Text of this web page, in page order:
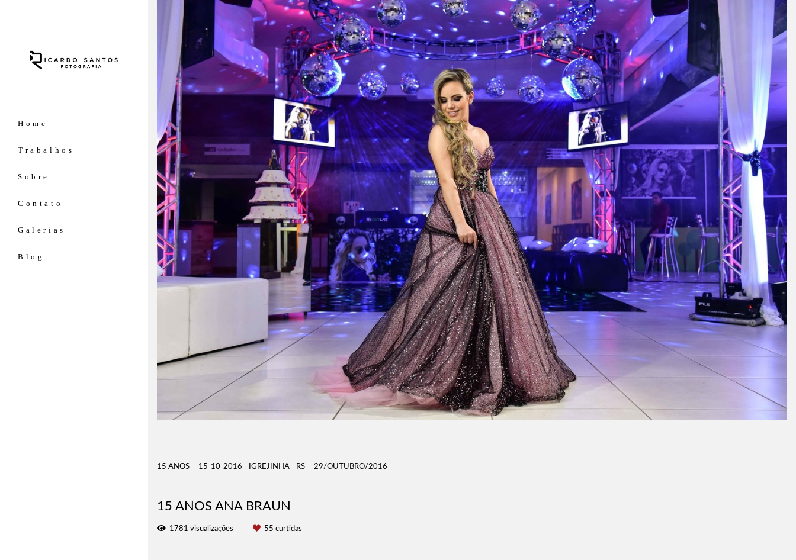
Home
Trabalhos
Sobre
Contato
Galerias
Blog
15 ANOS 15-10-2016 - IGREJINHA - RS 29/OUTUBRO/2016
15 ANOS ANA BRAUN
1781 visualizações 55 curtidas